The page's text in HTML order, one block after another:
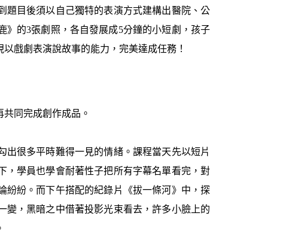
題目後須以自己獨特的表演方式建構出醫院、公
》的3張劇照，各自發展成5分鐘的小短劇，孩子
戲劇表演說故事的能力，完美達成任務！
同完成創作成品。
很多平時難得一見的情緒。課程當天先以短片
，學員也學會耐著性子把所有字幕名單看完，對
紛紛。而下午搭配的紀錄片《拔一條河》中，探
變，黑暗之中借著投影光束看去，許多小臉上的